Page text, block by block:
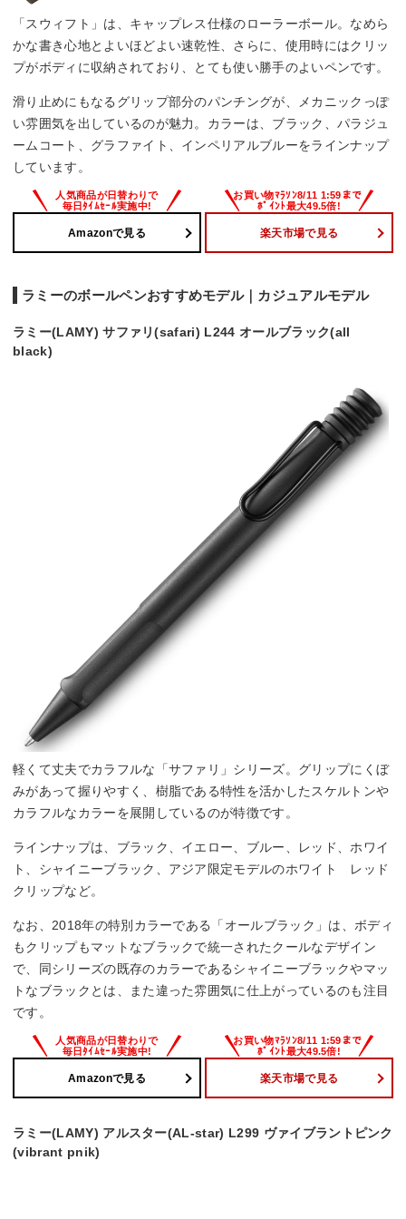
「スウィフト」は、キャップレス仕様のローラーボール。なめら
かな書き心地とよいほどよい速乾性、さらに、使用時にはクリッ
プがボディに収納されており、とても使い勝手のよいペンです。
滑り止めにもなるグリップ部分のパンチングが、メカニックっぽ
い雰囲気を出しているのが魅力。カラーは、ブラック、パラジュ
ームコート、グラファイト、インペリアルブルーをラインナップ
しています。
Amazonで見る 楽天市場で見る
ラミーのボールペンおすすめモデル｜カジュアルモデル
ラミー(LAMY) サファリ(safari) L244 オールブラック(all
black)
軽くて丈夫でカラフルな「サファリ」シリーズ。グリップにくぼ
みがあって握りやすく、樹脂である特性を活かしたスケルトンや
カラフルなカラーを展開しているのが特徴です。
ラインナップは、ブラック、イエロー、ブルー、レッド、ホワイ
ト、シャイニーブラック、アジア限定モデルのホワイト レッド
クリップなど。
なお、2018年の特別カラーである「オールブラック」は、ボディ
もクリップもマットなブラックで統一されたクールなデザイン
で、同シリーズの既存のカラーであるシャイニーブラックやマッ
トなブラックとは、また違った雰囲気に仕上がっているのも注目
です。
Amazonで見る 楽天市場で見る
ラミー(LAMY) アルスター(AL-star) L299 ヴァイブラントピンク
(vibrant pnik)